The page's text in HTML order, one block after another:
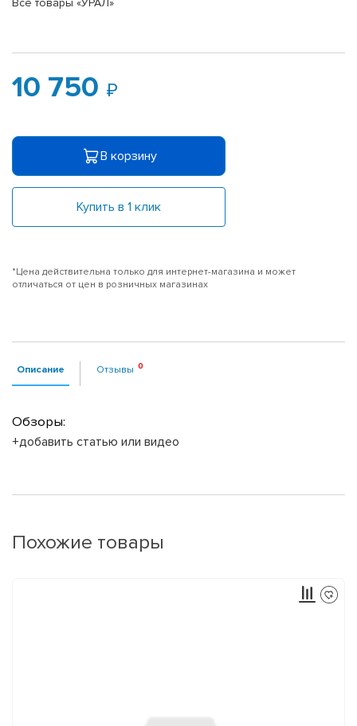
Все товары «УРАЛ»
10 750
В корзину
Купить в 1 клик
*Цена действительна только для интернет-магазина и может
отличаться от цен в розничных магазинах
Описание Отзывы
Обзоры:
+добавить статью или видео
Похожие товары